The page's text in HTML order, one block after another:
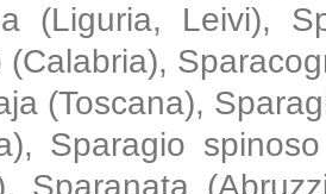
(Liguria, Leivi),
(Calabria),
(Toscana),
Sparagio
Sparanata